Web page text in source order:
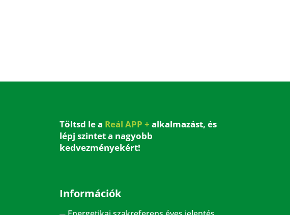
Töltsd le a Reál APP + alkalmazást, és
lépj szintet a nagyobb
kedvezményekért!
Információk